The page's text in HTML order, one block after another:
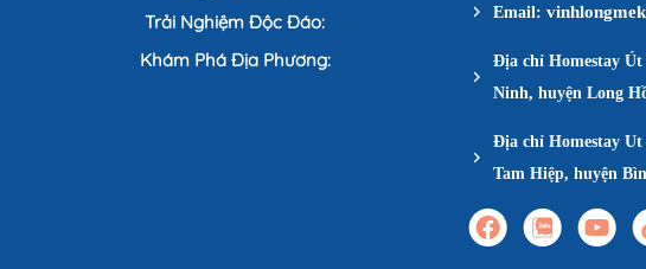
Trải Nghiệm Độc Đáo:
Khám Phá Địa Phương:
Email:
Địa chỉ Homestay
Ninh, huyện Long
Địa chỉ Homestay
Tam Hiệp, huyện